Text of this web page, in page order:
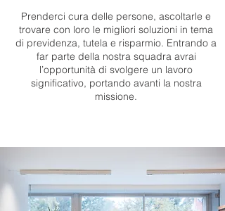
Prenderci cura delle persone, ascoltarle e
trovare con loro le migliori soluzioni in tema
di previdenza, tutela e risparmio. Entrando a
far parte della nostra squadra avrai
l’opportunità di svolgere un lavoro
significativo, portando avanti la nostra
missione.